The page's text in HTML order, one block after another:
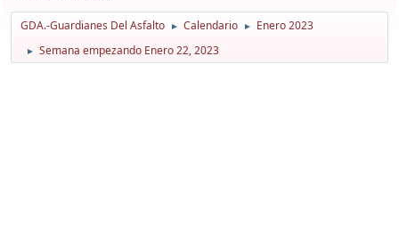
GDA.-Guardianes Del Asfalto ► Calendario ► Enero 2023
► Semana empezando Enero 22, 2023